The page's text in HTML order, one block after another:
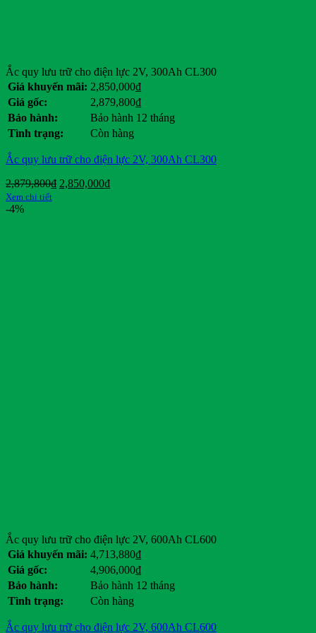
Ắc quy lưu trữ cho điện lực 2V, 300Ah CL300
Giá khuyến mãi: 2,850,000₫
Giá gốc:
2,879,800₫
Bảo hành:
Bảo hành 12 tháng
Tình trạng:
Còn hàng
Ắc quy lưu trữ cho điện lực 2V, 300Ah CL300
2,879,800₫ Giá
2,850,000₫Giá
Xem chi tiết
-4%
Ắc quy lưu trữ cho điện lực 2V, 600Ah CL600
Giá khuyến mãi: 4,713,880₫
Giá gốc:
4,906,000₫
Bảo hành:
Bảo hành 12 tháng
Tình trạng:
Còn hàng
Ắc quy lưu trữ cho điện lực 2V, 600Ah CL600